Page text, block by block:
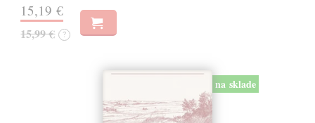
15,19 €
15,99 € ?
na sklade